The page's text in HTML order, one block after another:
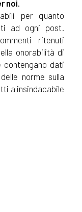
noi.
per quanto
ad ogni post.
ritenuti
onorabilità di
dati
norme sulla
a insindacabile